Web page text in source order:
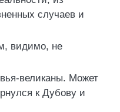
случаев и
видимо, не
великаны. Может
к Дубову и